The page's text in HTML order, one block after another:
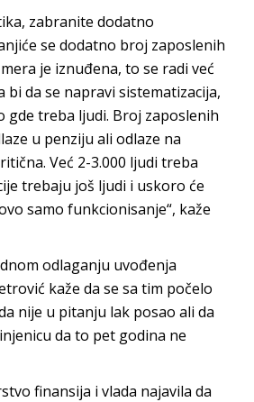
zabranite dodatno
se dodatno broj zaposlenih
je iznuđena, to se radi već
bi da se napravi sistematizacija,
gde treba ljudi. Broj zaposlenih
u penziju ali odlaze na
Već 2-3.000 ljudi treba
trebaju još ljudi i uskoro će
samo funkcionisanje“, kaže
odlaganju uvođenja
kaže da se sa tim počelo
nije u pitanju lak posao ali da
da to pet godina ne
finansija i vlada najavila da